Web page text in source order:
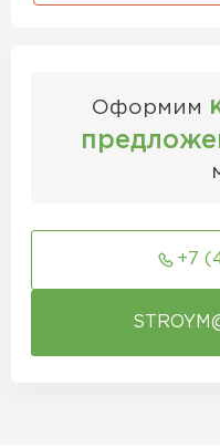
Оформим
+7